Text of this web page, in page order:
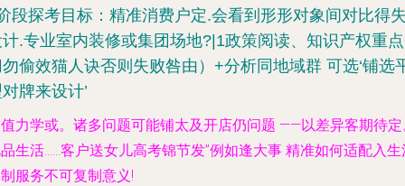
段探考目标：精准消费户定.会看到形形对象间对比得
.专业室内装修或集团场地?|1政策阅读、知识产权重
偷效猫人诀否则失败咎由）+分析同地域群 可选‘铺选
牌来设计’
力学或。诸多问题可能铺太及开店仍问题 ——以差异客期待
生活……客户送女儿高考锦节发”例如逢大事 精准如何适配入生
服务不可复制意义!